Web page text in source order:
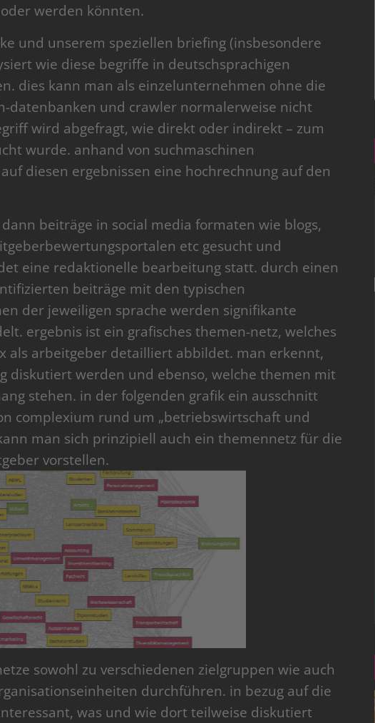
werden könnten.
und unserem speziellen briefing (insbesondere
wie diese begriffe in deutschsprachigen
dies kann man als einzelunternehmen ohne die
datenbanken und crawler normalerweise nicht
wird abgefragt, wie direkt oder indirekt – zum
wurde. anhand von suchmaschinen
diesen ergebnissen eine hochrechnung auf den
beiträge in social media formaten wie blogs,
etc gesucht und
eine redaktionelle bearbeitung statt. durch einen
beiträge mit den typischen
der jeweiligen sprache werden signifikante
ergebnis ist ein grafisches themen-netz, welches
als arbeitgeber detailliert abbildet. man erkennt,
diskutiert werden und ebenso, welche themen mit
stehen. in der folgenden grafik ein ausschnitt
complexium rund um „betriebswirtschaft und
man sich prinzipiell auch ein themennetz für die
vorstellen.
sowohl zu verschiedenen zielgruppen wie auch
durchführen. in bezug auf die
was und wie dort teilweise diskutiert